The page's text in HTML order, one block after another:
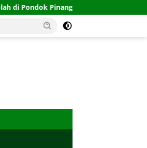
Terapkan PJJ Selama Sepekan